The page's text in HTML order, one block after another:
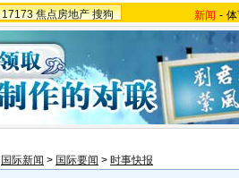
17173 焦点房地产 搜狗 新闻 -
国际新闻 > 国际要闻 > 时事快报